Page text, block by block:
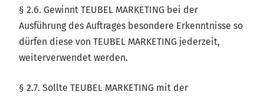
§ 2.6. Gewinnt TEUBEL MARKETING bei der
Ausführung des Auftrages besondere Erkenntnisse so
dürfen diese von TEUBEL MARKETING jederzeit,
weiterverwendet werden.
§ 2.7. Sollte TEUBEL MARKETING mit der